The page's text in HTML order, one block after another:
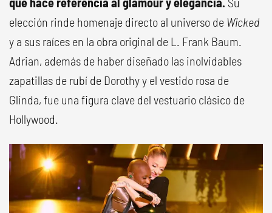
elección rinde homenaje directo al universo de Wicked
y a sus raíces en la obra original de L. Frank Baum.
Adrian, además de haber diseñado las inolvidables
zapatillas de rubí de Dorothy y el vestido rosa de
Glinda, fue una figura clave del vestuario clásico de
Hollywood.